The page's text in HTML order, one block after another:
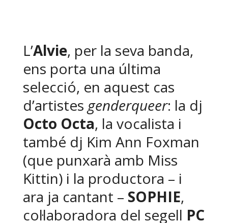
L’Alvie, per la seva banda,
ens porta una última
selecció, en aquest cas
d’artistes genderqueer: la dj
Octo Octa, la vocalista i
també dj Kim Ann Foxman
(que punxarà amb Miss
Kittin) i la productora – i
ara ja cantant – SOPHIE,
col·laboradora del segell PC